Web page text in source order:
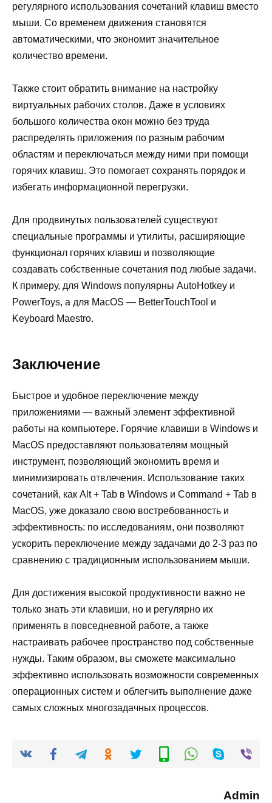
регулярного использования сочетаний клавиш вместо
мыши. Со временем движения становятся
автоматическими, что экономит значительное
количество времени.
Также стоит обратить внимание на настройку
виртуальных рабочих столов. Даже в условиях
большого количества окон можно без труда
распределять приложения по разным рабочим
областям и переключаться между ними при помощи
горячих клавиш. Это помогает сохранять порядок и
избегать информационной перегрузки.
Для продвинутых пользователей существуют
специальные программы и утилиты, расширяющие
функционал горячих клавиш и позволяющие
создавать собственные сочетания под любые задачи.
К примеру, для Windows популярны AutoHotkey и
PowerToys, а для MacOS — BetterTouchTool и
Keyboard Maestro.
Заключение
Быстрое и удобное переключение между
приложениями — важный элемент эффективной
работы на компьютере. Горячие клавиши в Windows и
MacOS предоставляют пользователям мощный
инструмент, позволяющий экономить время и
минимизировать отвлечения. Использование таких
сочетаний, как Alt + Tab в Windows и Command + Tab в
MacOS, уже доказало свою востребованность и
эффективность: по исследованиям, они позволяют
ускорить переключение между задачами до 2-3 раз по
сравнению с традиционным использованием мыши.
Для достижения высокой продуктивности важно не
только знать эти клавиши, но и регулярно их
применять в повседневной работе, а также
настраивать рабочее пространство под собственные
нужды. Таким образом, вы сможете максимально
эффективно использовать возможности современных
операционных систем и облегчить выполнение даже
самых сложных многозадачных процессов.
Admin